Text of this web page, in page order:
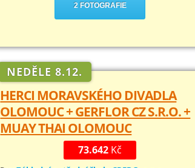
2 FOTOGRAFIE
NEDĚLE 8.12.
HERCI MORAVSKÉHO DIVADLA
OLOMOUC + GERFLOR CZ S.R.O. +
MUAY THAI OLOMOUC
73.642 Kč